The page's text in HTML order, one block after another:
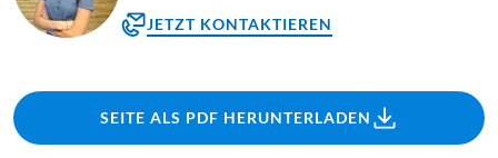
JETZT KONTAKTIEREN
SEITE ALS PDF HERUNTERLADEN